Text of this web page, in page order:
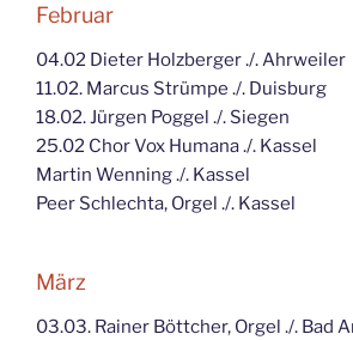
Februar
04.02 Dieter Holzberger ./. Ahrweiler
11.02. Marcus Strümpe ./. Duisburg
18.02. Jürgen Poggel ./. Siegen
25.02 Chor Vox Humana ./. Kassel
Martin Wenning ./. Kassel
Peer Schlechta, Orgel ./. Kassel
März
03.03. Rainer Böttcher, Orgel ./. Bad